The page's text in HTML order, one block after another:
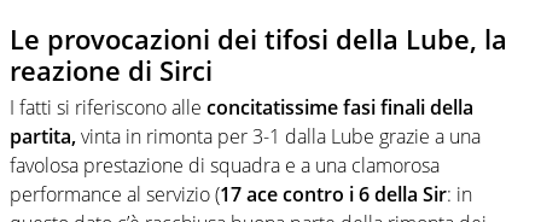
Le provocazioni dei tifosi della Lube, la
reazione di Sirci
I fatti si riferiscono alle concitatissime fasi finali della
partita,vinta in rimonta per 3-1 dalla Lube grazie a una
favolosa prestazione di squadra e a una clamorosa
performance al servizio (17 ace contro i 6 della Sir: in